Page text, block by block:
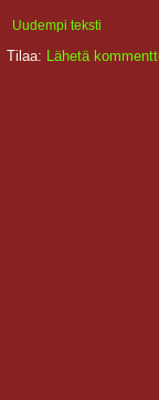
Uudempi teksti
Tilaa: Lähetä